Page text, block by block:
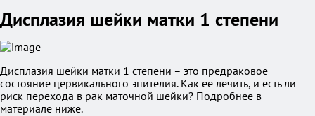
Дисплазия шейки матки 1 степени
Дисплазия шейки матки 1 степени – это предраковое
состояние цервикального эпителия. Как ее лечить, и есть ли
риск перехода в рак маточной шейки? Подробнее в
материале ниже.